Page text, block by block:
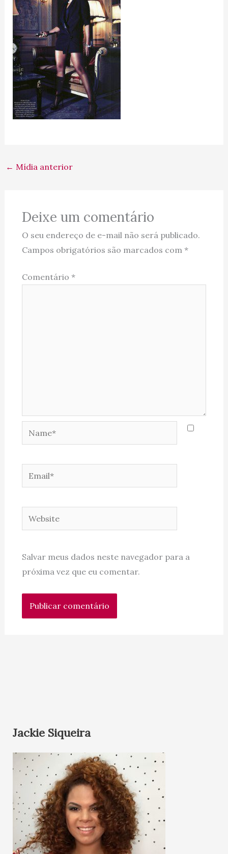
← Mídia anterior
Deixe um comentário
O seu endereço de e-mail não será publicado.
Campos obrigatórios são marcados com *
Comentário *
Name*
Email*
Website
Salvar meus dados neste navegador para a
próxima vez que eu comentar.
Jackie Siqueira